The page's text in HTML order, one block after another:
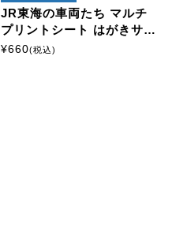
JR東海の車両たち マルチ
プリントシート はがきサイ
ズ
¥660(税込)